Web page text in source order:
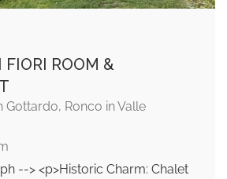
FIORI ROOM &
Gottardo, Ronco in Valle
--> <p>Historic Charm: Chalet